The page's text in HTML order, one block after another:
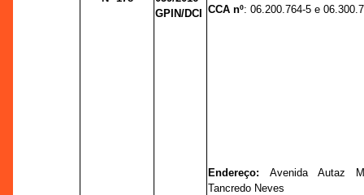
GPIN/DCI
CCA nº: 06.200.764-5 e
Endereço:Avenida Autaz
Tancredo Neves